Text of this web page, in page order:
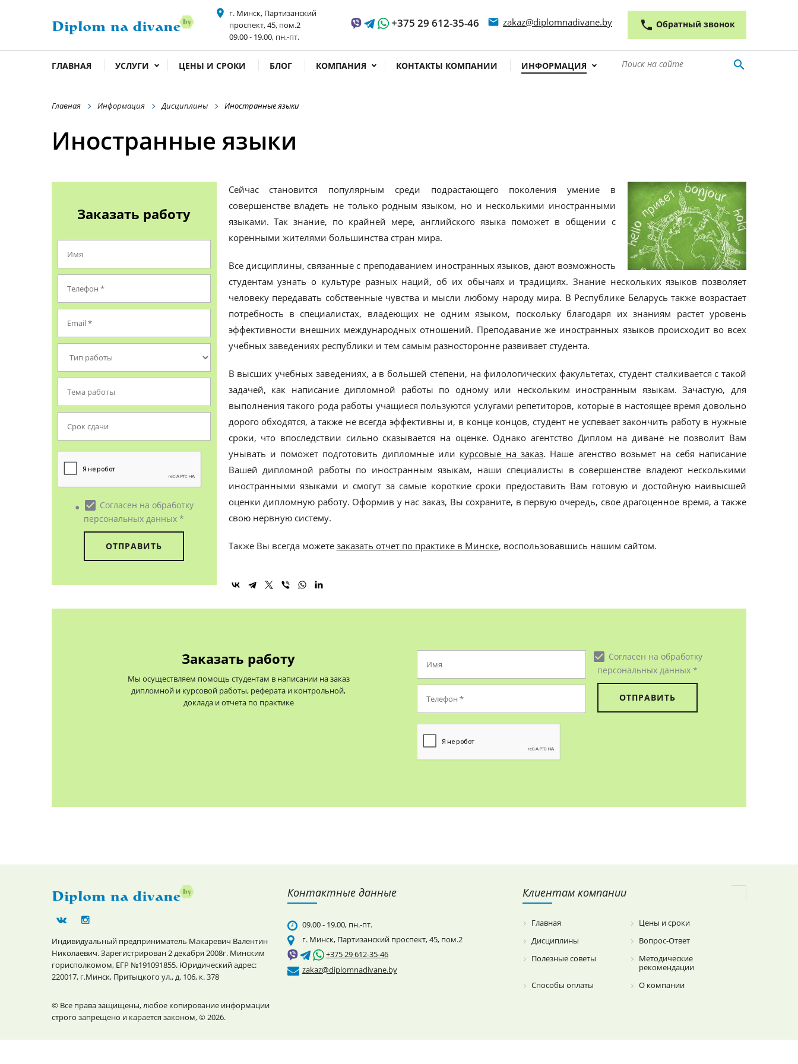
phone Обратный звонок
place г. Минск, Партизанский
проспект, 45, пом.2
access time
09.00 - 19.00, пн.-пт.
+375 29 612-35-46 email outline
zakaz@diplomnadivane.by
ГЛАВНАЯ УСЛУГИ ЦЕНЫ И СРОКИ БЛОГ КОМПАНИЯ КОНТАКТЫ КОМПАНИИ ИНФОРМАЦИЯ search
Главная Информация Дисциплины Иностранные языки
Иностранные языки
Заказать работу
• check_box Согласен на обработку
персональных данных *
Сейчас становится популярным среди подрастающего поколения умение в
совершенстве владеть не только родным языком, но и несколькими иностранными
языками. Так знание, по крайней мере, английского языка поможет в общении с
коренными жителями большинства стран мира.
Все дисциплины, связанные с преподаванием иностранных языков, дают возможность
студентам узнать о культуре разных наций, об их обычаях и традициях. Знание нескольких языков позволяет
человеку передавать собственные чувства и мысли любому народу мира. В Республике Беларусь также возрастает
потребность в специалистах, владеющих не одним языком, поскольку благодаря их знаниям растет уровень
эффективности внешних международных отношений. Преподавание же иностранных языков происходит во всех
учебных заведениях республики и тем самым разносторонне развивает студента.
В высших учебных заведениях, а в большей степени, на филологических факультетах, студент сталкивается с такой
задачей, как написание дипломной работы по одному или нескольким иностранным языкам. Зачастую, для
выполнения такого рода работы учащиеся пользуются услугами репетиторов, которые в настоящее время довольно
дорого обходятся, а также не всегда эффективны и, в конце концов, студент не успевает закончить работу в нужные
сроки, что впоследствии сильно сказывается на оценке. Однако агентство Диплом на диване не позволит Вам
унывать и поможет подготовить дипломные или курсовые на заказ. Наше агенство возьмет на себя написание
Вашей дипломной работы по иностранным языкам, наши специалисты в совершенстве владеют несколькими
иностранными языками и смогут за самые короткие сроки предоставить Вам готовую и достойную наивысшей
оценки дипломную работу. Оформив у нас заказ, Вы сохраните, в первую очередь, свое драгоценное время, а также
свою нервную систему.
Также Вы всегда можете заказать отчет по практике в Минске, воспользовавшись нашим сайтом.
Заказать работу
Мы осуществляем помощь студентам в написании на заказ
дипломной и курсовой работы, реферата и контрольной,
доклада и отчета по практике
check_box Согласен на обработку
персональных данных *
Индивидуальный предприниматель Макаревич Валентин
Николаевич. Зарегистрирован 2 декабря 2008г. Минским
горисполкомом, ЕГР №191091855. Юридический адрес:
220017, г.Минск, Притыцкого ул., д. 106, к. 378
© Все права защищены, любое копирование информации
строго запрещено и карается законом, © 2026.
Контактные данные
09.00 - 19.00, пн.-пт.
г. Минск, Партизанский проспект, 45, пом.2
+375 29 612-35-46
zakaz@diplomnadivane.by
Клиентам компании
Главная
Цены и сроки
Дисциплины
Вопрос-Ответ
Полезные советы
Методические
рекомендации
Способы оплаты
О компании